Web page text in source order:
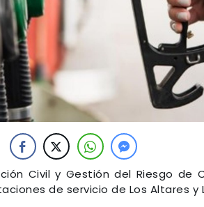
Civil y Gestión del Riesgo de
de servicio de Los Altares y